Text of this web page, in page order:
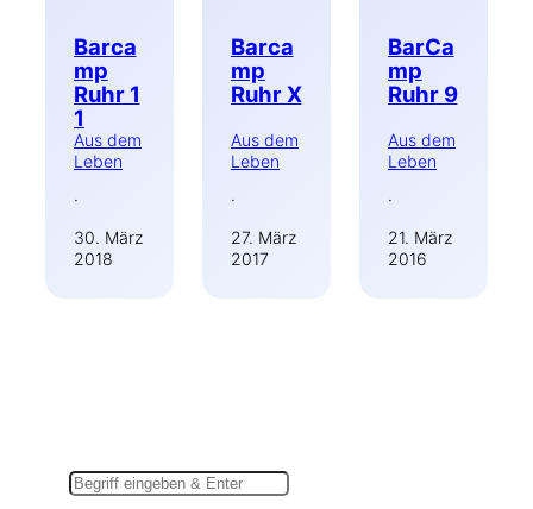
Barca
mp
Ruhr 1
1
Aus dem
Leben
·
30. März
2018
Barca
mp
Ruhr X
Aus dem
Leben
·
27. März
2017
BarCa
mp
Ruhr 9
Aus dem
Leben
·
21. März
2016